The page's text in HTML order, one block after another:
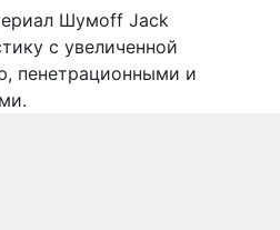
Шумоff Jack
с увеличенной
пенетрационными и